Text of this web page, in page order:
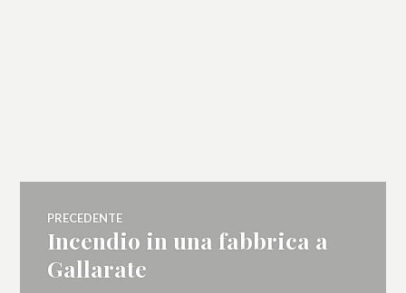
Navigazione
articoli
PRECEDENTE
Articolo
precedente:
Incendio in una fabbrica a
Gallarate